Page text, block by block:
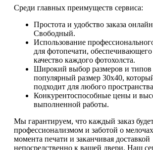
Среди главных преимуществ сервиса:
Простота и удобство заказа
Свободный.
Использование
для фотопечати,
качество каждого фотохолста.
Широкий выбор размеров и типов
популярный размер 30х40,
подходит для любого
Конкурентоспособные цены и
выполненной работы.
Мы гарантируем, что каждый заказ
профессионализмом и заботой о
момента печати и заканчивая доставкой
непосредственно к вашей двери. Наш